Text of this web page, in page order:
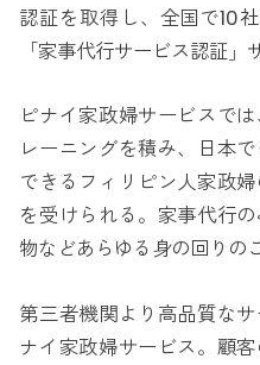
認証を取得し、全国で10
「家事代行サービス認証」
ピナイ家政婦サービスで
レーニングを積み、日本
できるフィリピン人家政
を受けられる。家事代行
物などあらゆる身の回りの
第三者機関より高品質な
ナイ家政婦サービス。顧